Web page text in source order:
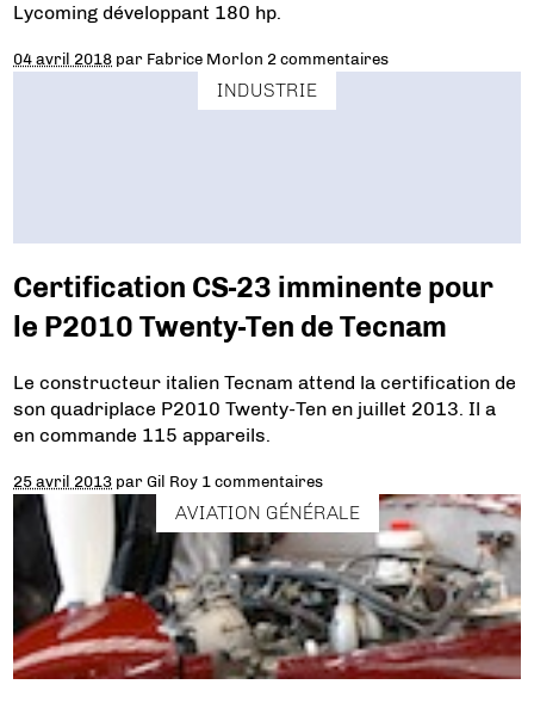
Lycoming développant 180 hp.
04 avril 2018 par Fabrice Morlon 2 commentaires
INDUSTRIE
Certification CS-23 imminente pour
le P2010 Twenty-Ten de Tecnam
Le constructeur italien Tecnam attend la certification de
son quadriplace P2010 Twenty-Ten en juillet 2013. Il a
en commande 115 appareils.
25 avril 2013 parGil Roy 1 commentaires
AVIATION GÉNÉRALE